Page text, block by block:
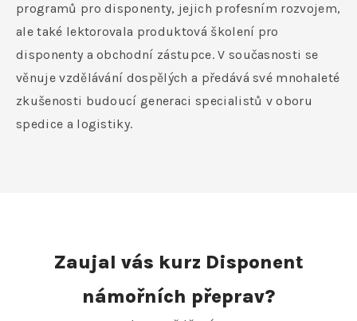
programů pro disponenty, jejich profesním rozvojem,
ale také lektorovala produktová školení pro
disponenty a obchodní zástupce. V současnosti se
věnuje vzdělávání dospělých a předává své mnohaleté
zkušenosti budoucí generaci specialistů v oboru
spedice a logistiky.
Zaujal vás kurz Disponent
námořních přeprav?